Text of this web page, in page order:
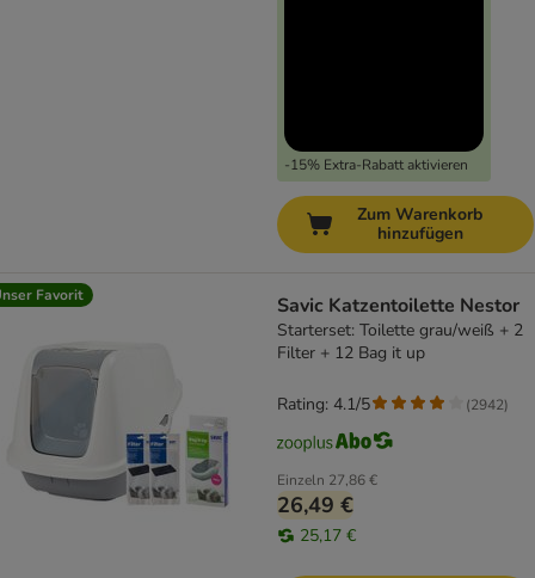
-15% Extra-Rabatt aktivieren
Zum Warenkorb
hinzufügen
Favorit Savic Katzentoilette Nestor
Starterset: Toilette grau/weiß + 2
Filter + 12 Bag it up
Einzeln 27,86 €
26,49 €
25,17 €
Rating: 4.1/5 (2942)